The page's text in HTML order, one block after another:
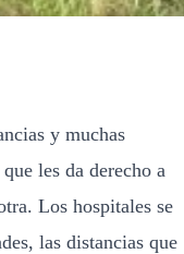
y muchas
les da derecho a
Los hospitales se
las distancias que